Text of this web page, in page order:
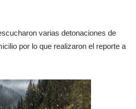
varias detonaciones de
por lo que realizaron el reporte a